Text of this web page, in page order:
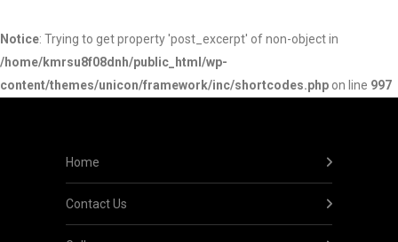
Notice: Trying to get property 'post_excerpt' of non-object in
/home/kmrsu8f08dnh/public_html/wp-
content/themes/unicon/framework/inc/shortcodes.php on line 997
Home
Contact Us